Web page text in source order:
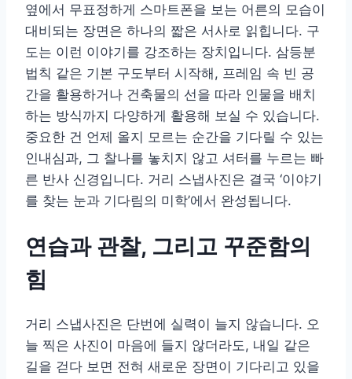
옆에서 무표정하게 스마트폰을 보는 어른의 모습이
대비되는 장면은 하나의 짧은 서사로 읽힙니다. 구
도는 이런 이야기를 강조하는 장치입니다. 삼등분
법칙 같은 기본 구도부터 시작해, 프레임 속 빈 공
간을 활용하거나 건축물의 선을 따라 인물을 배치
하는 방식까지 다양하게 활용해 보실 수 있습니다.
중요한 건 언제 올지 모르는 순간을 기다릴 수 있는
인내심과, 그 찰나를 놓치지 않고 셔터를 누르는 빠
른 반사 신경입니다. 거리 스냅사진은 결국 ‘이야기
를 찾는 눈과 기다림의 미학’에서 완성됩니다.
연습과 관찰, 그리고 꾸준함의
힘
거리 스냅사진은 단번에 실력이 늘지 않습니다. 오
늘 찍은 사진이 마음에 들지 않더라도, 내일 같은
길을 걷다 보면 전혀 새로운 장면이 기다리고 있을